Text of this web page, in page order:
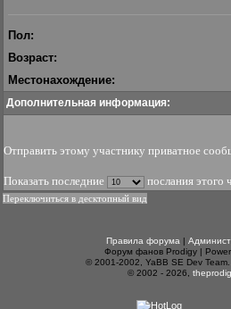
Пол:
Возраст:
Местонахождение:
Дополнительная информация:
Отправить этому участнику приватное
Показать последние послания этого
Переключиться в десктопный вид
Правила форума |
Форум фанов Prodigy |
© 2001-2002, YaBB SE Dev Team.
© 2002 - 2026,